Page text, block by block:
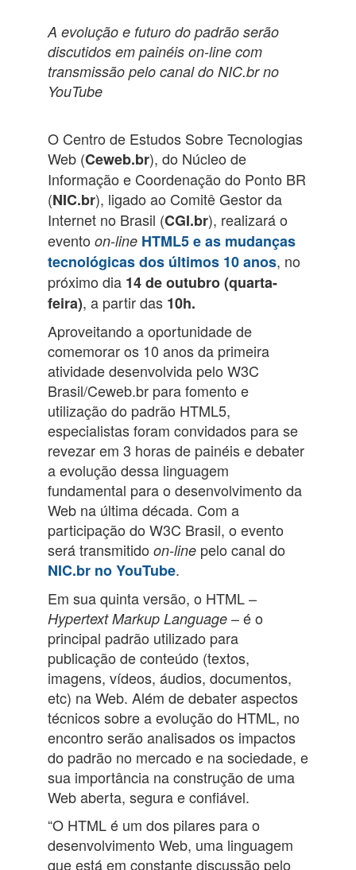
A evolução e futuro do padrão serão
discutidos em painéis on-line com
transmissão pelo canal do NIC.br no
YouTube
O Centro de Estudos Sobre Tecnologias
Web (Ceweb.br), do Núcleo de
Informação e Coordenação do Ponto BR
(NIC.br), ligado ao Comitê Gestor da
Internet no Brasil (CGI.br), realizará o
evento on-line HTML5 e as mudanças
tecnológicas dos últimos 10 anos, no
próximo dia 14 de outubro (quarta-
feira), a partir das 10h.
Aproveitando a oportunidade de
comemorar os 10 anos da primeira
atividade desenvolvida pelo W3C
Brasil/Ceweb.br para fomento e
utilização do padrão HTML5,
especialistas foram convidados para se
revezar em 3 horas de painéis e debater
a evolução dessa linguagem
fundamental para o desenvolvimento da
Web na última década. Com a
participação do W3C Brasil, o evento
será transmitido on-line pelo canal do
NIC.br noYouTube.
Em sua quinta versão, o HTML –
Hypertext Markup Language – é o
principal padrão utilizado para
publicação de conteúdo (textos,
imagens, vídeos, áudios, documentos,
etc) na Web. Além de debater aspectos
técnicos sobre a evolução do HTML, no
encontro serão analisados os impactos
do padrão no mercado e na sociedade, e
sua importância na construção de uma
Web aberta, segura e confiável.
“O HTML é um dos pilares para o
desenvolvimento Web, uma linguagem
que está em constante discussão pelo